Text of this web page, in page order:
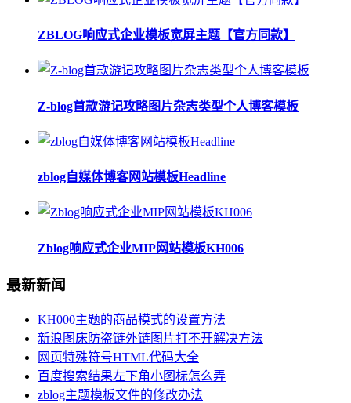
ZBLOG响应式企业模板宽屏主题【官方同款】
Z-blog首款游记攻略图片杂志类型个人博客模板
zblog自媒体博客网站模板Headline
Zblog响应式企业MIP网站模板KH006
最新新闻
KH000主题的商品模式的设置方法
新浪图床防盗链外链图片打不开解决方法
网页特殊符号HTML代码大全
百度搜索结果左下角小图标怎么弄
zblog主题模板文件的修改办法